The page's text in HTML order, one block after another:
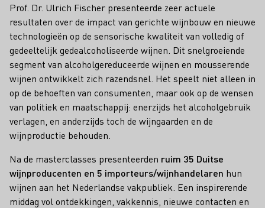
Prof. Dr. Ulrich Fischer presenteerde zeer actuele
resultaten over de impact van gerichte wijnbouw en nieuwe
technologieën op de sensorische kwaliteit van volledig of
gedeeltelijk gedealcoholiseerde wijnen. Dit snelgroeiende
segment van alcoholgereduceerde wijnen en mousserende
wijnen ontwikkelt zich razendsnel. Het speelt niet alleen in
op de behoeften van consumenten, maar ook op de wensen
van politiek en maatschappij: enerzijds het alcoholgebruik
verlagen, en anderzijds toch de wijngaarden en de
wijnproductie behouden.
Na de masterclasses presenteerden ruim 35 Duitse
wijnproducenten en 5 importeurs/wijnhandelaren hun
wijnen aan het Nederlandse vakpubliek. Een inspirerende
middag vol ontdekkingen, vakkennis, nieuwe contacten en